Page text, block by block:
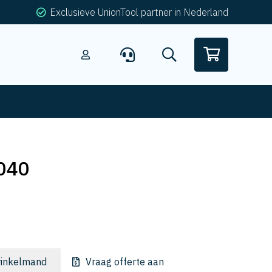
Exclusieve UnionTool partner in Nederland
Vraag offerte aan